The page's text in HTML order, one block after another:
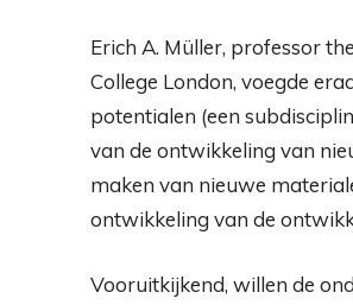
Erich A. Müller, professor
College London, voegde
potentialen (een
van de ontwikkeling van
maken van nieuwe
ontwikkeling van de
Vooruitkijkend, willen de